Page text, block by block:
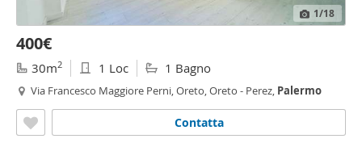
1/18
400€
30m2 1 Loc 1 Bagno
Via Francesco Maggiore Perni, Oreto, Oreto - Perez, Palermo
Contatta